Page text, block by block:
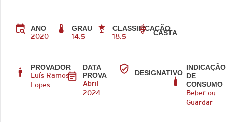
ANO
2020
GRAU
14.5
CLASSIFICAÇÃO
18.5
CASTA
PROVADOR
Luís Ramos
Lopes
DATA
PROVA
Abril
2024
DESIGNATIVO
INDICAÇÃO
DE
CONSUMO
Beber ou
Guardar